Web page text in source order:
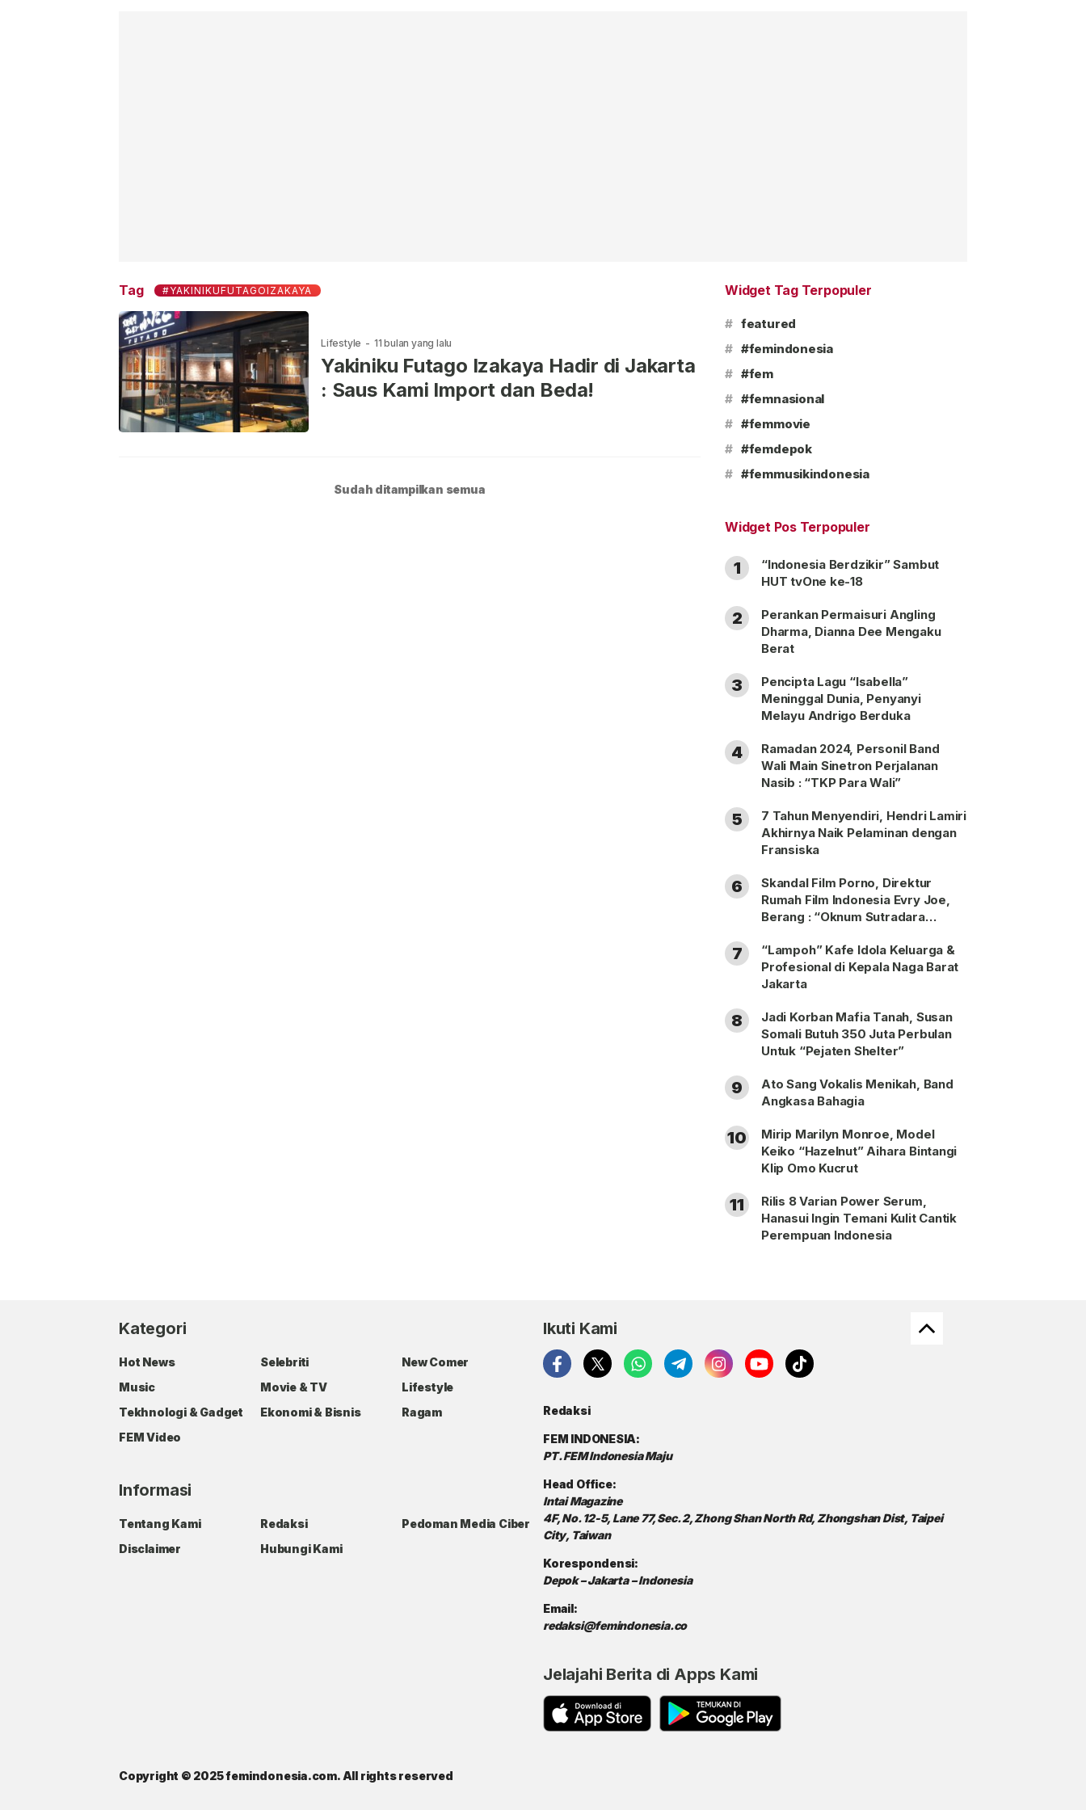
Tag #YAKINIKUFUTAGOIZAKAYA
Lifestyle - 11 bulan yang lalu
Yakiniku Futago Izakaya Hadir di Jakarta
: Saus Kami Import dan Beda!
Sudah ditampilkan semua
Widget Tag Terpopuler
# featured
# #femindonesia
# #fem
# #femnasional
# #femmovie
# #femdepok
# #femmusikindonesia
Widget Pos Terpopuler
1
“Indonesia Berdzikir” Sambut
HUT tvOne ke-18
2
Perankan Permaisuri Angling
Dharma, Dianna Dee Mengaku
Berat
3
Pencipta Lagu “Isabella”
Meninggal Dunia, Penyanyi
Melayu Andrigo Berduka
4
Ramadan 2024, Personil Band
Wali Main Sinetron Perjalanan
Nasib : “TKP Para Wali”
5
7 Tahun Menyendiri, Hendri Lamiri
Akhirnya Naik Pelaminan dengan
Fransiska
6
Skandal Film Porno, Direktur
Rumah Film Indonesia Evry Joe,
Berang : “Oknum Sutradara
7
“Lampoh” Kafe Idola Keluarga &
Profesional di Kepala Naga Barat
Jakarta
8
Jadi Korban Mafia Tanah, Susan
Somali Butuh 350 Juta Perbulan
Untuk “Pejaten Shelter”
9
Ato Sang Vokalis Menikah, Band
Angkasa Bahagia
10
Mirip Marilyn Monroe, Model
Keiko “Hazelnut” Aihara Bintangi
Klip Omo Kucrut
11
Rilis 8 Varian Power Serum,
Hanasui Ingin Temani Kulit Cantik
Perempuan Indonesia
Kategori
Hot News Selebriti
New Comer
Music
Movie & TV
Lifestyle
Tekhnologi & Gadget
Ekonomi & Bisnis
Ragam
FEM Video
Informasi
Tentang Kami Redaksi
Pedoman Media Ciber
Disclaimer
Hubungi Kami
Ikuti Kami
Redaksi
FEM INDONESIA:
PT. FEM Indonesia Maju
Head Office:
Intai Magazine
4F, No. 12-5, Lane 77, Sec. 2, Zhong Shan North Rd, Zhongshan Dist, Taipei
City, Taiwan
Korespondensi:
Depok – Jakarta – Indonesia
Email:
redaksi@femindonesia.co
Jelajahi Berita di Apps Kami
Copyright © 2025 femindonesia.com. All rights reserved